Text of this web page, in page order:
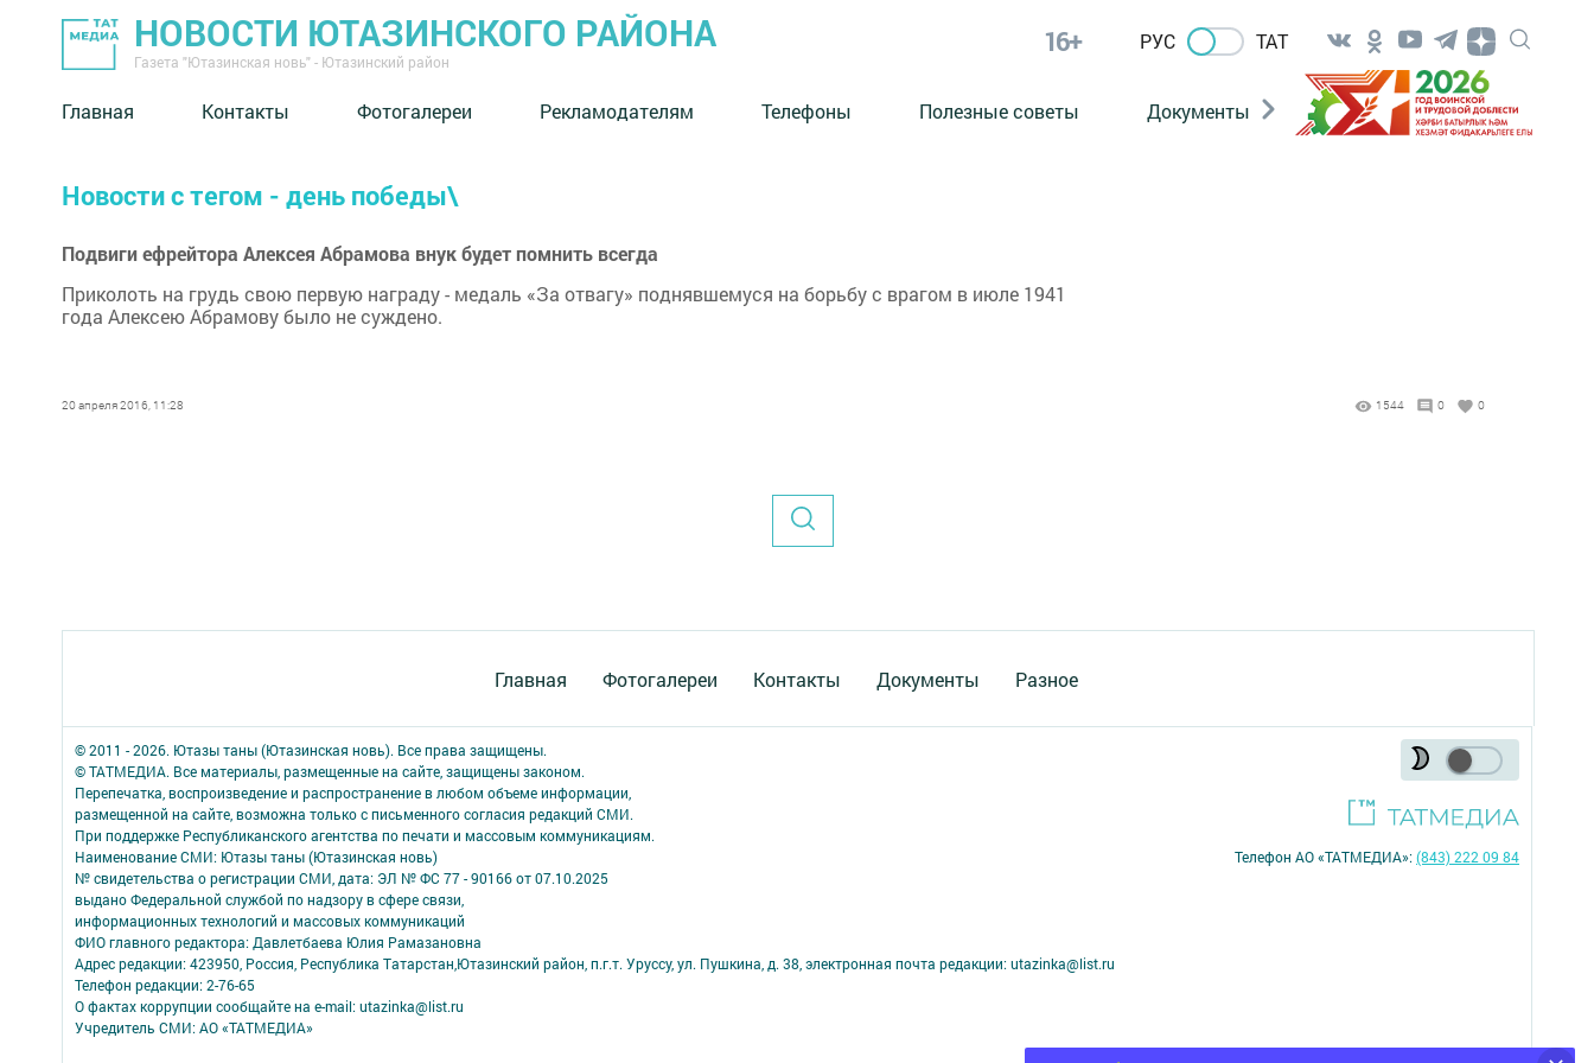
НОВОСТИ ЮТАЗИНСКОГО РАЙОНА
Газета "Ютазинская новь" - Ютазинский район
16+ РУС ТАТ
Главная Контакты Фотогалереи Рекламодателям Телефоны Полезные советы Документы Патриотизм
Новости с тегом - день победы\
Подвиги ефрейтора Алексея Абрамова внук будет помнить всегда
Приколоть на грудь свою первую награду - медаль «За отвагу» поднявшемуся на борьбу с врагом в июле 1941
года Алексею Абрамову было не суждено.
20 апреля 2016, 11:28 1544 0 0
Главная Фотогалереи Контакты Документы Разное
© 2011 - 2026. Ютазы таны (Ютазинская новь). Все права защищены.
© ТАТМЕДИА. Все материалы, размещенные на сайте, защищены законом.
Перепечатка, воспроизведение и распространение в любом объеме информации,
размещенной на сайте, возможна только с письменного согласия редакций СМИ.
При поддержке Республиканского агентства по печати и массовым коммуникациям.
Наименование СМИ: Ютазы таны (Ютазинская новь)
№ свидетельства о регистрации СМИ, дата: ЭЛ № ФС 77 - 90166 от 07.10.2025
выдано Федеральной службой по надзору в сфере связи,
информационных технологий и массовых коммуникаций
ФИО главного редактора: Давлетбаева Юлия Рамазановна
Адрес редакции: 423950, Россия, Республика Татарстан,Ютазинский район, п.г.т. Уруссу, ул. Пушкина, д. 38, электронная почта редакции: utazinka@list.ru
Телефон редакции: 2-76-65
О фактах коррупции сообщайте на e-mail: utazinka@list.ru
Учредитель СМИ: АО «ТАТМЕДИА»
Телефон АО «ТАТМЕДИА»:(843) 222 09 84